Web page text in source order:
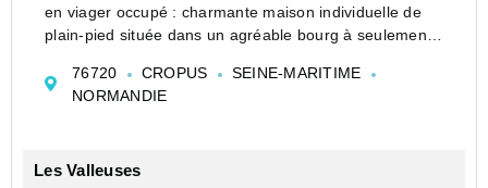
en viager occupé : charmante maison individuelle de
plain-pied située dans un agréable bourg à seulement
Une belle opportunité à ne pas manquer.
Elle se compose de deux chambres, d...
76720 CROPUS
SEINE-MARITIME
NORMANDIE
Les Valleuses